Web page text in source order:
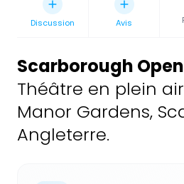
Discussion Avis
Scarborough
Théâtre en plein
Manor Gardens,
Angleterre.